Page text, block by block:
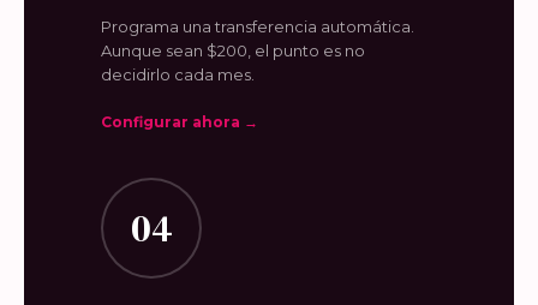
Programa una transferencia automática.
Aunque sean $200, el punto es no
decidirlo cada mes.
Configurar ahora →
04